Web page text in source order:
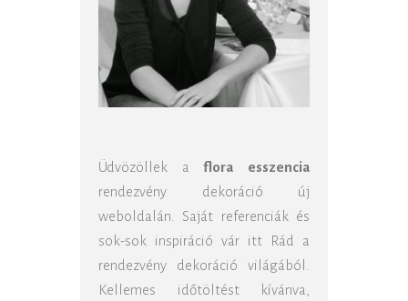
Üdvözöllek aflora esszencia
rendezvény dekoráció új
weboldalán. Saját referenciák és
sok-sok inspiráció vár itt Rád a
rendezvény dekoráció világából.
Kellemes időtöltést kívánva,